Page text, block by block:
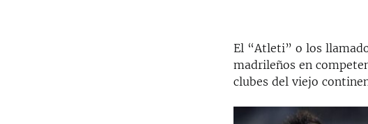
El “Atleti” o los
madrileños en
clubes del viejo